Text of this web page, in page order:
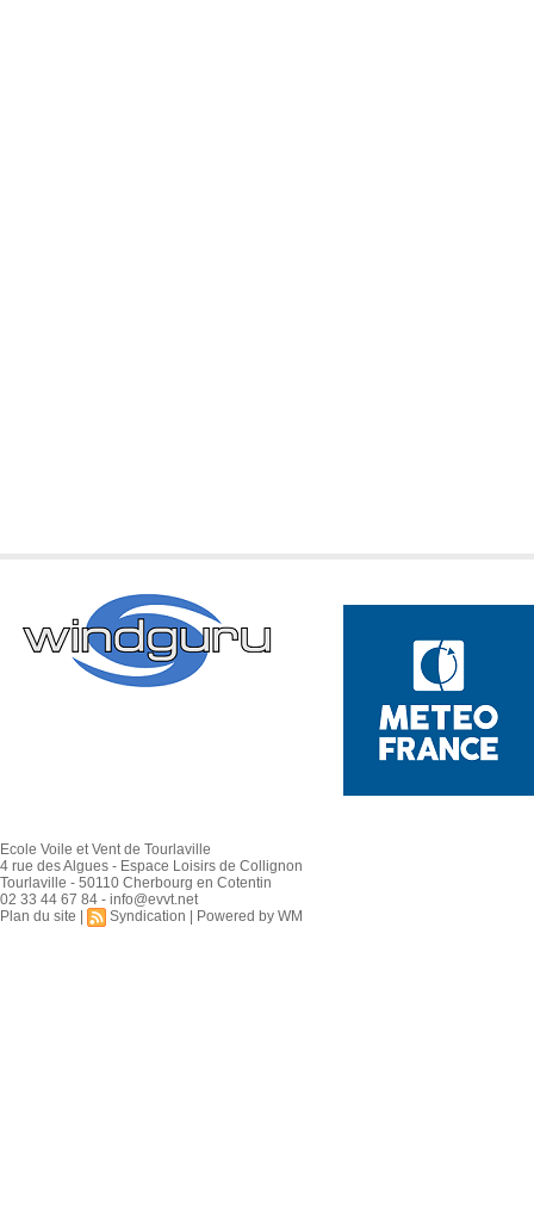
Ecole Voile et Vent de Tourlaville
4 rue des Algues - Espace Loisirs de Collignon
Tourlaville - 50110 Cherbourg en Cotentin
02 33 44 67 84 - info@evvt.net
Plan du site
Syndication Powered by WM